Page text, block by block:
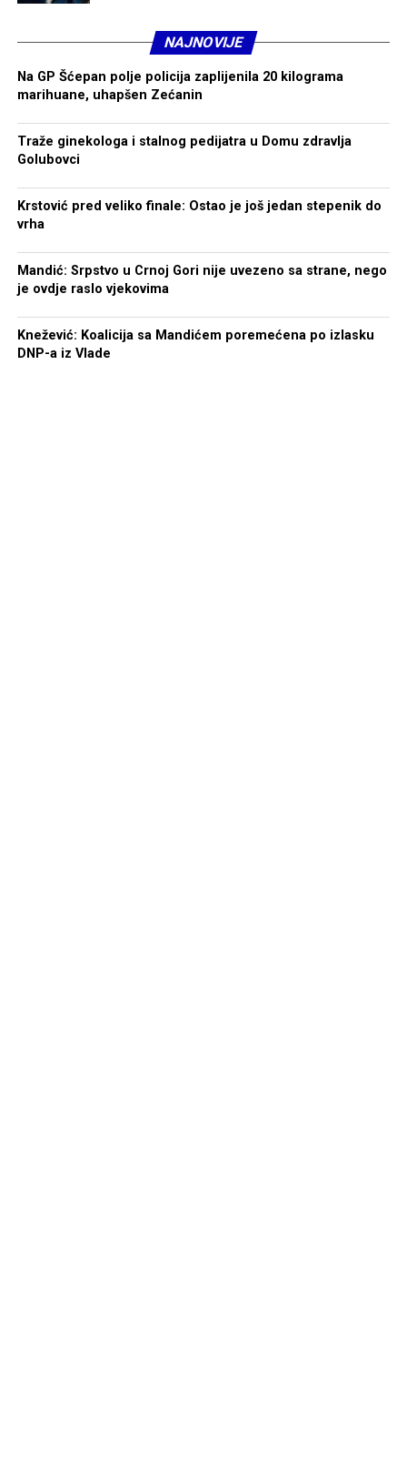
NAJNOVIJE
Na GP Šćepan polje policija zaplijenila 20 kilograma
marihuane, uhapšen Zećanin
Traže ginekologa i stalnog pedijatra u Domu zdravlja
Golubovci
Krstović pred veliko finale: Ostao je još jedan stepenik do
vrha
Mandić: Srpstvo u Crnoj Gori nije uvezeno sa strane, nego
je ovdje raslo vjekovima
Knežević: Koalicija sa Mandićem poremećena po izlasku
DNP-a iz Vlade